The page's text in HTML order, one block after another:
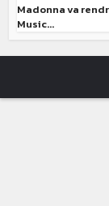
Madonna va
Music...